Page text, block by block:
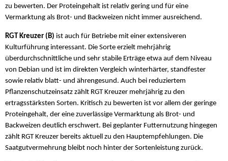
zu bewerten. Der Proteingehalt ist relativ gering und für eine
Vermarktung als Brot- und Backweizen nicht immer ausreichend.
RGT Kreuzer (B) ist auch für Betriebe mit einer extensiveren
Kulturführung interessant. Die Sorte erzielt mehrjährig
überdurchschnittliche und sehr stabile Erträge etwa auf dem Niveau
von Debian und ist im direkten Vergleich winterhärter, standfester
sowie relativ blatt- und ährengesund. Auch bei reduziertem
Pflanzenschutzeinsatz zählt RGT Kreuzer mehrjährig zu den
ertragsstärksten Sorten. Kritisch zu bewerten ist vor allem der geringe
Proteingehalt, der eine zuverlässige Vermarktung als Brot- und
Backweizen deutlich erschwert. Bei geplanter Futternutzung hingegen
zählt RGT Kreuzer bereits aktuell zu den Hauptempfehlungen. Die
Saatgutvermehrung bleibt noch hinter der Sortenleistung zurück.